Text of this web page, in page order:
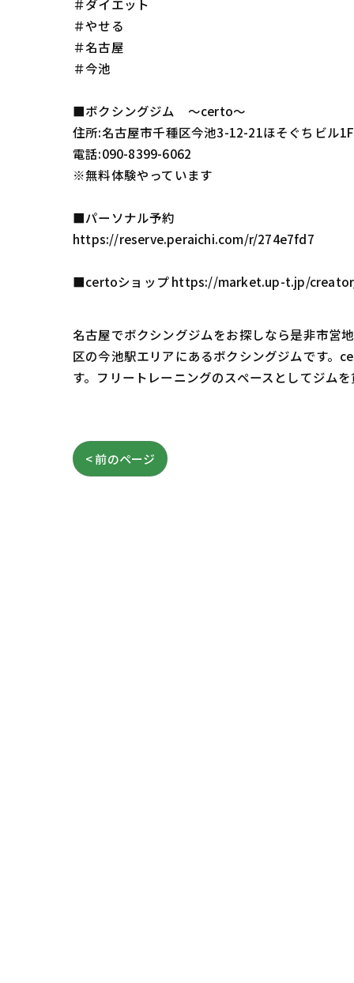
＃ダイエット
＃やせる
＃名古屋
＃今池
■ボクシングジム 〜certo〜
住所:名古屋市千種区今池3-12-21ほそぐちビル1F
電話:090-8399-6062
※無料体験やっています
■パーソナル予約
https://reserve.peraichi.com/r/274e7fd7
■certoショップ https://market.up-t.jp/
名古屋でボクシングジムをお探しなら是非市営
区の今池駅エリアにあるボクシングジムです。
す。フリートレーニングのスペースとしてジム
< 前のページ